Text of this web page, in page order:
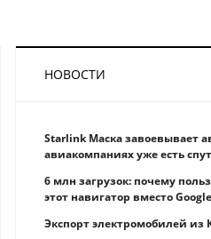
НОВОСТИ
Starlink Маска завоевывает
авиакомпаниях уже есть
6 млн загрузок: почему
этот навигатор вместо
Экспорт электромобилей из